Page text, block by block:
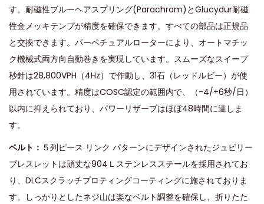
す。耐磁性ブルーヘアスプリング(Parachrom)とGlucydur耐磁
性金メッキテンプが精度を確保できます。すべての部品は正規品
と交換できます。パーペチュアルローターにより、オートマチッ
ク機械式両方向自動巻きを実現しています。スムーズなスイープ
秒針は28,800VPH（4Hz）で作動し、31石（レッドルビー）が使
用されています。精度はCOSC認定の範囲内で、（-4/+6秒/日）
以内に抑えられており、パワーリザーブはほぼ48時間に達しま
す。
ベルト： ５列ピース リンク パターンにデザインされたジュビリー
ブレスレットは頑丈な904Ｌステンレススチールを採用されてお
り、DLCスクラッチプロティングコーティングに施されておりま
す。しっかりとしたネジ山は楽なベルト調整を確保し、折りたた